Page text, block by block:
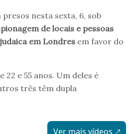
nesta sexta, 6, sob
de locais e pessoas
em Londres em favor do
e 55 anos. Um deles é
três têm dupla
Ver mais vídeos